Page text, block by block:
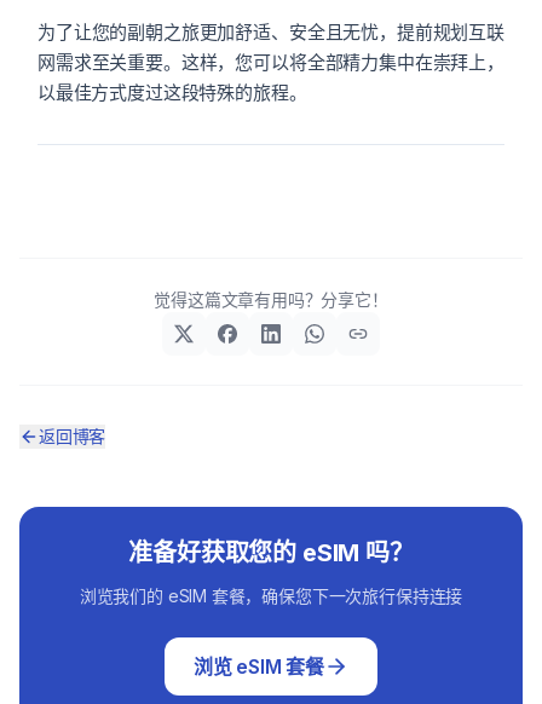
为了让您的副朝之旅更加舒适、安全且无忧，提前规划互联
网需求至关重要。这样，您可以将全部精力集中在崇拜上，
以最佳方式度过这段特殊的旅程。
觉得这篇文章有用吗？分享它！
返回博客
准备好获取您的 eSIM 吗？
浏览我们的 eSIM 套餐，确保您下一次旅行保持连接
浏览 eSIM 套餐